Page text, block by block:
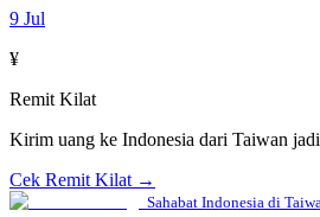
9 Jul
¥
Remit Kilat
Kirim uang ke Indonesia dari Taiwan
Cek Remit Kilat →
Sahabat Indonesia di